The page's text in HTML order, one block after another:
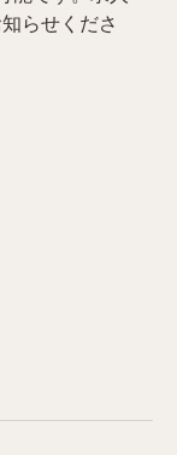
らせくださ